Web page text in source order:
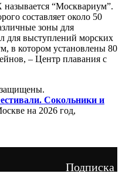
“Москвариум”.
составляет около 50
зоны для
для выступлений морских
в котором установлены 80
– Центр плавания с
защищены.
Сокольники и
на 2026 год,
Подписка